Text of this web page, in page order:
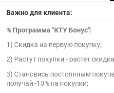
Важно для клиента:
% Программа "КТУ Бонус":
1) Скидка на первую покупку;
2) Растут покупки - растет
3) Становись постоянным
получай -10% на покупки;